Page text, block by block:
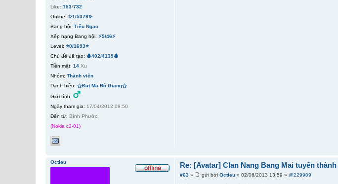
Like: 153/732
Online: ✨1/5379✨
Bang hội: Tiếu Ngạo
Xếp hạng Bang hội: ⚡5/46⚡
Level: ⭐0/1693⭐
Chủ đề đã tạo: 🩸402/4139🩸
Tiền mặt: 14 Xu
Nhóm: Thành viên
Danh hiệu: ⚝Đạt Ma Độ Giang⚝
Giới tính:
Ngày tham gia: 17/04/2012 09:50
Đến từ: Bình Phước
(Nokia c2-01)
Re: [Avatar] Clan Nang Bang Mai tuyển
#63 » gửi bởiOctieu » 02/06/2013 13:59 »@229909
Octieu